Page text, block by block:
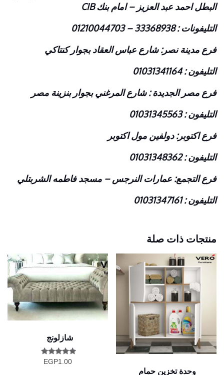
البطل احمد عبد العزيز – امام بنك CIB
التليفونات : 33368938 – 01210044703
فرع مدينة نصر: شارع عباس العقاد بجوار كنتاكي
التليفون : 01031341164
فرع مصر الجديدة : شارع المرغني بجوار بنزينة مصر
التليفون : 01031345563
فرع اكتوبر: دولفين مول اكتوبر
التليفون : 01031348362
فرع التجمع: عمارات النرجس – مسجد فاطمه الشربتلي
التليفون : 01031347161
منتجات ذات صلة
وحدة تخزين حمام
شازلونج
تم التقييم
EGP1.00